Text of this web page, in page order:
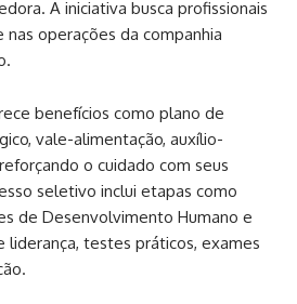
A iniciativa busca profissionais
operações da companhia
benefícios como plano de
vale-alimentação, auxílio-
o cuidado com seus
seletivo inclui etapas como
de Desenvolvimento Humano e
liderança, testes práticos, exames